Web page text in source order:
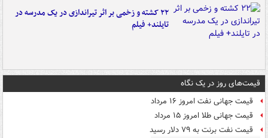
۲۲ کشته و زخمی بر اثر تیراندازی در یک مدرسه در
تایلند+ فیلم
قیمت‌های روز در یک نگاه
قیمت جهانی نفت امروز ۱۶ مرداد
قیمت جهانی طلا امروز ۱۵ مرداد
قیمت نفت برنت به ۷۹ دلار رسید